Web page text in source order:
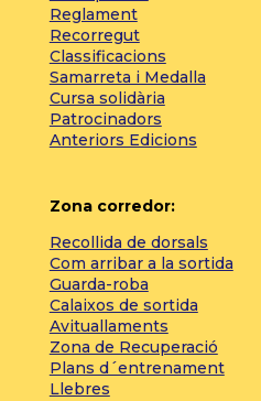
Reglament
Recorregut
Classificacions
Samarreta i Medalla
Cursa solidària
Patrocinadors
Anteriors Edicions
Zona corredor:
Recollida de dorsals
Com arribar a la sortida
Guarda-roba
Calaixos de sortida
Avituallaments
Zona de Recuperació
Plans d´entrenament
Llebres